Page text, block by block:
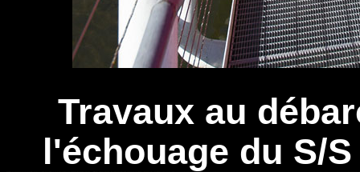
Travaux au
l'échouage du S/